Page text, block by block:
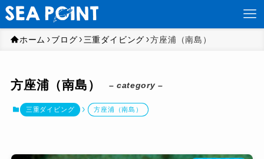
ホーム ブログ 三重ダイビング 方座浦（南島）
方座浦（南島） – category –
三重ダイビング 方座浦（南島）